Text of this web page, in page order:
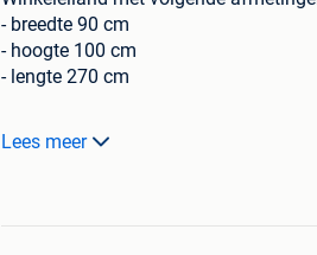
- breedte 90 cm
- hoogte 100 cm
- lengte 270 cm
Zeer robuuste uitvoering. Uitvoering
Lees meer